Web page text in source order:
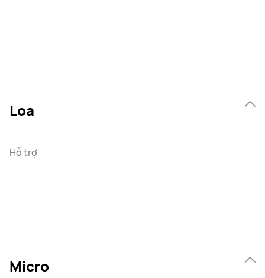
Loa
Hỗ trợ
Micro